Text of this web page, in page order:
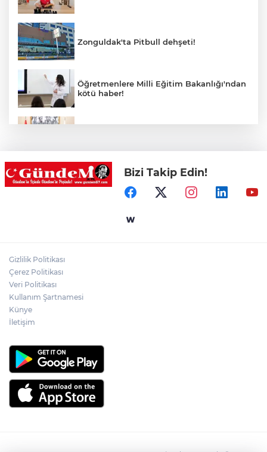
Zonguldak'ta Pitbull dehşeti!
Öğretmenlere Milli Eğitim Bakanlığı'ndan
kötü haber!
Hastane Afet Planları Uygulayıcı eğitimi
düzenlendi
Ülkü Ocakları Devrek'ten örnek sosyal
Bizi Takip Edin!
Gizlilik Politikası
Çerez Politikası
Veri Politikası
Kullanım Şartnamesi
Künye
İletişim